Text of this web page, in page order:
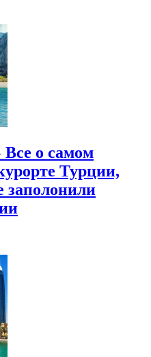
Все о самом
Турции,
заполонили